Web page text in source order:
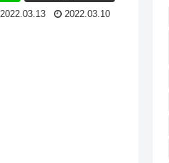
2022.03.13 2022.03.10